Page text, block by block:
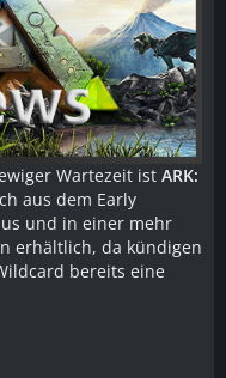
Wartezeit ist ARK:
aus dem Early
und in einer mehr
erhältlich, da kündigen
bereits eine